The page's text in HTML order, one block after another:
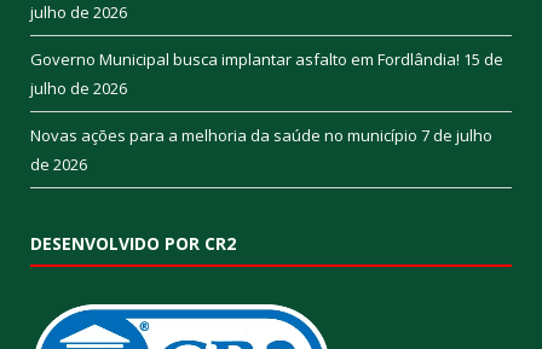
julho de 2026
Governo Municipal busca implantar asfalto em Fordlândia! 15 de
julho de 2026
Novas ações para a melhoria da saúde no município 7 de julho
de 2026
DESENVOLVIDO POR CR2